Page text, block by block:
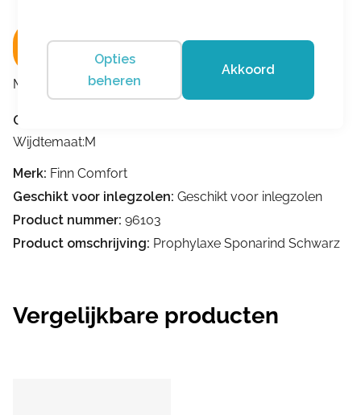
In winkelwagen
Merk: Finn Comfort
Omschrijving
Wijdtemaat:M
Merk: Finn Comfort
Geschikt voor inlegzolen: Geschikt voor inlegzolen
Product nummer: 96103
Product omschrijving: Prophylaxe Sponarind Schwarz
Vergelijkbare producten
Opties
beheren
Akkoord